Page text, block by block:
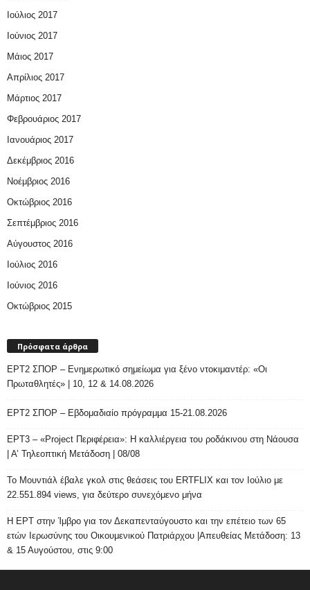
Ιούλιος 2017
Ιούνιος 2017
Μάιος 2017
Απρίλιος 2017
Μάρτιος 2017
Φεβρουάριος 2017
Ιανουάριος 2017
Δεκέμβριος 2016
Νοέμβριος 2016
Οκτώβριος 2016
Σεπτέμβριος 2016
Αύγουστος 2016
Ιούλιος 2016
Ιούνιος 2016
Οκτώβριος 2015
Πρόσφατα άρθρα
ΕΡΤ2 ΣΠΟΡ – Ενημερωτικό σημείωμα για ξένο ντοκιμαντέρ: «Οι
Πρωταθλητές» | 10, 12 & 14.08.2026
ΕΡΤ2 ΣΠΟΡ – Εβδομαδιαίο πρόγραμμα 15-21.08.2026
ΕΡΤ3 – «Project Περιφέρεια»: Η καλλιέργεια του ροδάκινου στη Νάουσα
| Α’ Τηλεοπτική Μετάδοση | 08/08
Το Μουντιάλ έβαλε γκολ στις θεάσεις του ERTFLIX και τον Ιούλιο με
22.551.894 views, για δεύτερο συνεχόμενο μήνα
Η ΕΡΤ στην Ίμβρο για τον Δεκαπενταύγουστο και την επέτειο των 65
ετών Ιερωσύνης του Οικουμενικού Πατριάρχου |Απευθείας Μετάδοση: 13
& 15 Αυγούστου, στις 9:00